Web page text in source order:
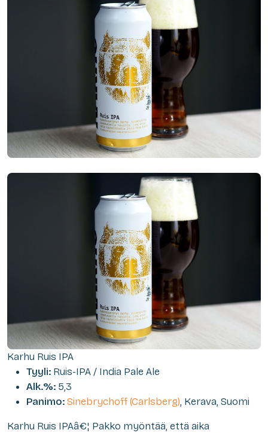
Karhu Ruis IPA
Tyyli: Ruis-IPA / India Pale Ale
Alk.%: 5,3
Panimo:Sinebrychoff (Carlsberg), Kerava, Suomi
Karhu Ruis IPAâ€¦ Pakko myöntää, että aika